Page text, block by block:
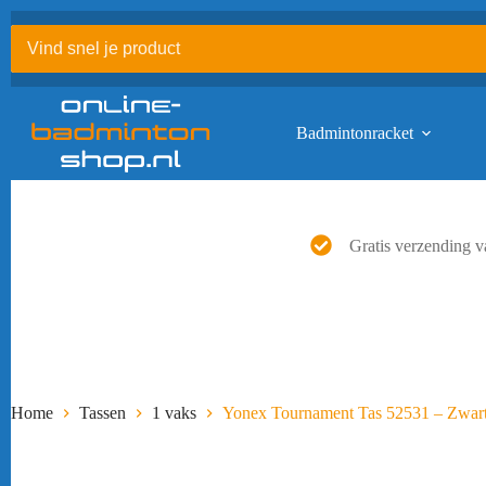
naar
inhoud
Badmintonracket
Gratis verzending
Home Tassen 1 vaks Yonex Tournament Tas 52531 –